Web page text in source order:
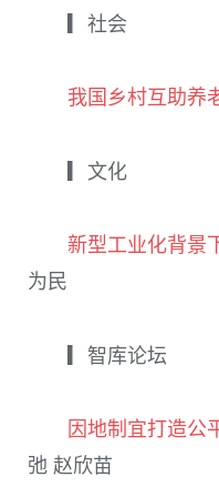
▎社会
我国乡村互助养
▎文化
新型工业化背景
为民
▎智库论坛
因地制宜打造公
弛 赵欣苗